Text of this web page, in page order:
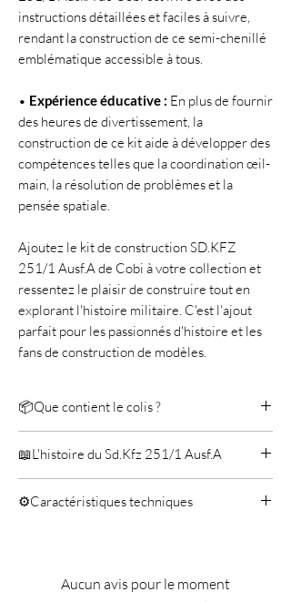
instructions détaillées et faciles à suivre,
rendant la construction de ce semi-chenillé
emblématique accessible à tous.
• Expérience éducative : En plus de fournir
des heures de divertissement, la
construction de ce kit aide à développer des
compétences telles que la coordination œil-
main, la résolution de problèmes et la
pensée spatiale.
Ajoutez le kit de construction SD.KFZ
251/1 Ausf.A de Cobi à votre collection et
ressentez le plaisir de construire tout en
explorant l'histoire militaire. C'est l'ajout
parfait pour les passionnés d'histoire et les
fans de construction de modèles.
📦Que contient le colis ?
Personnages
Manuel
📖L'histoire du Sd.Kfz 251/1 Ausf.A
version du célèbre véhicule blindé de
"Hanomag" d'après le fabricant, le Sd.Kfz
⚙️Caractéristiques techniques
plus de 20 ans d'existence.
Respecte les normes de sécurité
Aucun avis pour le moment